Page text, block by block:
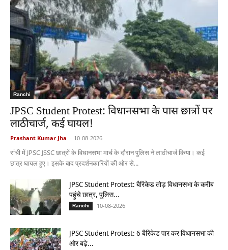
Ranchi
JPSC Student Protest: विधानसभा के पास छात्रों पर
लाठीचार्ज, कई घायल!
Prashant Kumar Jha - 10-08-2026
रांची में JPSC JSSC छात्रों के विधानसभा मार्च के दौरान पुलिस ने लाठीचार्ज किया। कई
छात्र घायल हुए। इसके बाद प्रदर्शनकारियों की ओर से...
JPSC Student Protest: बैरिकेड तोड़ विधानसभा के करीब
पहुंचे छात्र, पुलिस...
Ranchi 10-08-2026
JPSC Student Protest: 6 बैरिकेड पार कर विधानसभा की
ओर बढ़े...